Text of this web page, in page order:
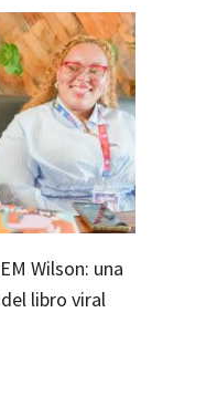
Wilson: una
libro viral